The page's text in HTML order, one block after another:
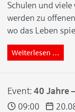
Schulen und
werden zu
wo das Leben
Weiterlesen …
Event: 40 Jahre
09:00